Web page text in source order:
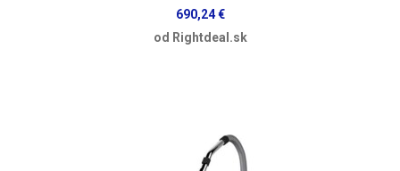
690,24 €
od Rightdeal.sk